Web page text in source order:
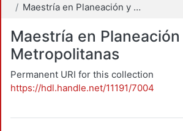
Maestría en Planeación y Políticas Metropolitanas
Maestría en
Metropolitanas
Permanent URI for this collection
https://hdl.handle.net/11191/7004